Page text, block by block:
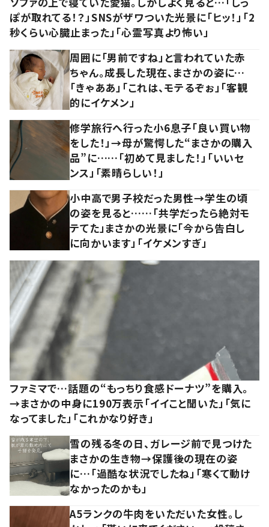
ぽが取れてる！？」SNSがザワついた光景に「ヒッ！」「2
秒くらい心臓止まった」「心霊写真より怖い」
周囲に「男前ですね」と言われていた赤
ちゃん。成長した現在、まさかの姿に…
「きゃああ」「これは、モテるぞぉ」「客観
的にイケメン」
修学旅行へ行った小6息子「良い買い物
をした！」→母が驚愕した“まさかの購入
品”に……「初めて見ました！」「いいセ
ンス」「素晴らしい！」
小中高で男子校だった男性→学生の頃
の姿を見ると……「共学だったら絶対モ
テてた」まさかの光景に「今から告白し
に向かいます」「イケメンすぎ」
ファミマで…話題の“もっちり食感ドーナツ”を購入。
→まさかの中身に190万表示「イイこと聞いた」「気に
なってました」「これかなり好き」
雪の残る冬の日、ガレージ前で見つけた
まさかの生き物→保護後の現在の姿
に…「過酷な状況でしたね」「寒くて動け
なかったのかも」
A5ランクの牛肉をいただいた女性。し